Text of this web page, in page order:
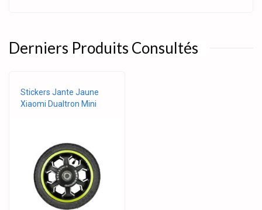
Derniers Produits Consultés
Stickers Jante Jaune
Xiaomi Dualtron Mini